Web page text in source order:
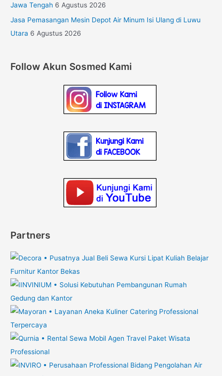
Jawa Tengah 6 Agustus 2026
Jasa Pemasangan Mesin Depot Air Minum Isi Ulang di Luwu
Utara 6 Agustus 2026
Follow Akun Sosmed Kami
Partners